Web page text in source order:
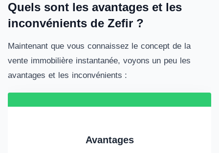
Quels sont les avantages et les
inconvénients de Zefir ?
Maintenant que vous connaissez le concept de la
vente immobilière instantanée, voyons un peu les
avantages et les inconvénients :
Avantages